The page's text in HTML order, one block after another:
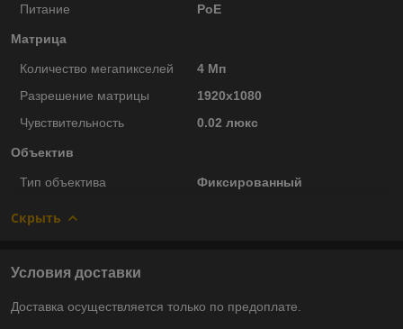
Питание PoE
Матрица
Количество мегапикселей
4 Мп
Разрешение матрицы
1920x1080
Чувствительность
0.02 люкс
Объектив
Тип объектива Фиксированный
Скрыть
Условия доставки
Доставка осуществляется только по предоплате.